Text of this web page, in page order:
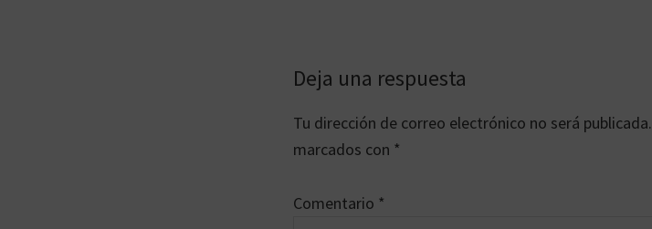
Interacciones
con
los
Deja una respuesta
Tu dirección de correo electrónico no será publicada.
marcados con *
Comentario *